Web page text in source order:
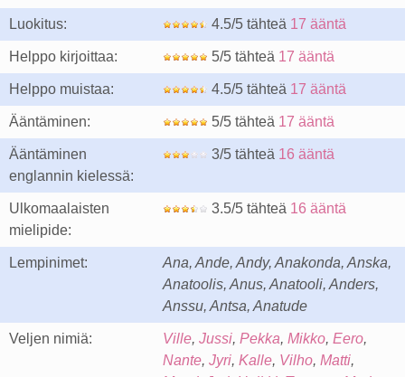
Luokitus: 4.5/5 tähteä 17 ääntä
Helppo kirjoittaa: 5/5 tähteä 17 ääntä
Helppo muistaa: 4.5/5 tähteä 17 ääntä
Ääntäminen: 5/5 tähteä 17 ääntä
Ääntäminen
englannin kielessä:
3/5 tähteä 16 ääntä
Ulkomaalaisten
mielipide:
3.5/5 tähteä 16 ääntä
Lempinimet:
Ana, Ande, Andy, Anakonda, Anska,
Anatoolis, Anus, Anatooli, Anders,
Anssu, Antsa, Anatude
Veljen nimiä: Ville, Jussi, Pekka, Mikko, Eero,
Nante, Jyri, Kalle, Vilho, Matti,